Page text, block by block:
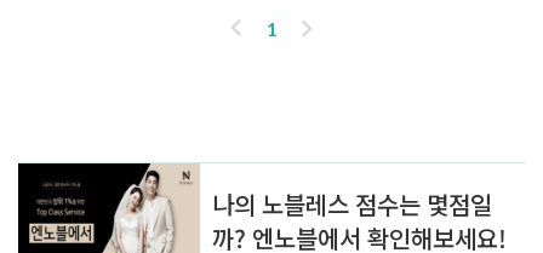
서 초록창에 검색을 해보았다. ​ 음, 포천에도
있다. ​ 토요일에 가보았는데 돌아오는 월요일
은 맵고 신 국물 맛이 특징인 태국의 전통 수
프라고 한다. 이 똠얌베이스에 해물을 넣고
끓이면 똠얌꿍?.. (내 생각) ​ 그리고 뽀삐아 텃
이
1
다
인기포스트